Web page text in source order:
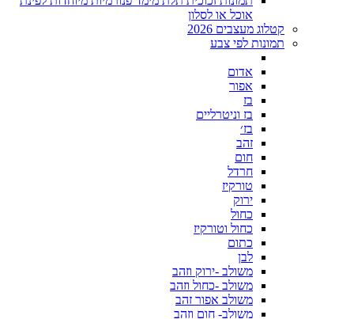
אוכל או לסלון
קטלוג מעצבים 2026
תמונות לפי צבע
אדום
אפור
בז
בז וניטרליים
בז׳
זהב
חום
חרדל
טורקיז
ירוק
כחול
כחול וטורקיז
כתום
לבן
משולב -ירוק וזהב
משולב -כחול וזהב
משולב אפור זהב
משולב- חום וזהב